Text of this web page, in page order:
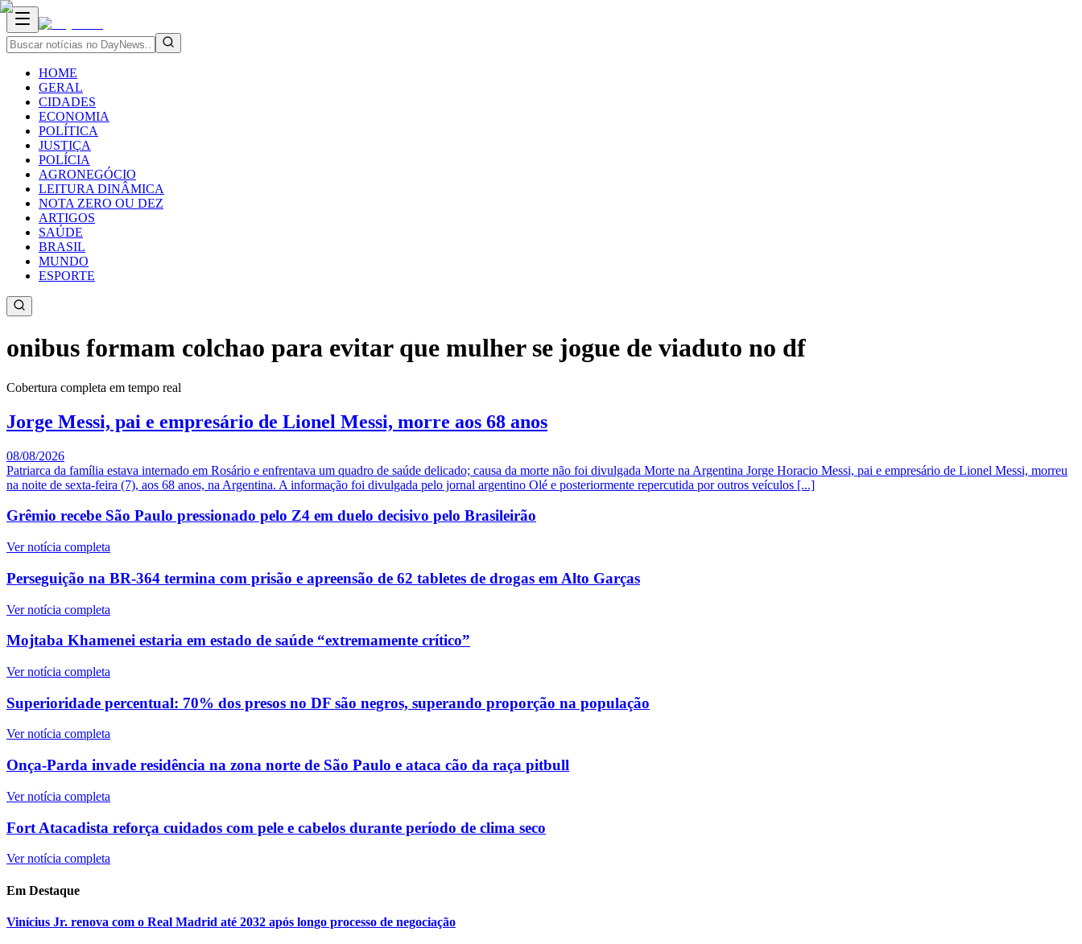
HOME
GERAL
CIDADES
ECONOMIA
POLÍTICA
JUSTIÇA
POLÍCIA
AGRONEGÓCIO
LEITURA DINÂMICA
NOTA ZERO OU DEZ
ARTIGOS
SAÚDE
BRASIL
MUNDO
ESPORTE
onibus formam colchao para evitar que mulher se jogue de viaduto no df
Cobertura completa em tempo real
Jorge Messi, pai e empresário de Lionel Messi, morre aos 68 anos
08/08/2026
Patriarca da família estava internado em Rosário e enfrentava um quadro de saúde delicado; causa da morte não foi divulgada Morte na Argentina Jorge Horacio Messi, pai e empresário de Lionel Messi, morreu
na noite de sexta-feira (7), aos 68 anos, na Argentina. A informação foi divulgada pelo jornal argentino Olé e posteriormente repercutida por outros veículos [...]
Grêmio recebe São Paulo pressionado pelo Z4 em duelo decisivo pelo Brasileirão
Ver notícia completa
Perseguição na BR-364 termina com prisão e apreensão de 62 tabletes de drogas em Alto Garças
Ver notícia completa
Mojtaba Khamenei estaria em estado de saúde “extremamente crítico”
Ver notícia completa
Superioridade percentual: 70% dos presos no DF são negros, superando proporção na população
Ver notícia completa
Onça-Parda invade residência na zona norte de São Paulo e ataca cão da raça pitbull
Ver notícia completa
Fort Atacadista reforça cuidados com pele e cabelos durante período de clima seco
Ver notícia completa
Em Destaque
Vinícius Jr. renova com o Real Madrid até 2032 após longo processo de negociação